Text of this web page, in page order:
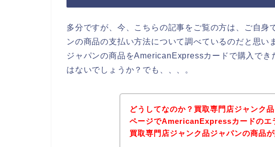
多分ですが、今、こちらの記事をご覧の方は、ご自身
ンの商品の支払い方法について調べているのだと思い
ジャパンの商品をAmericanExpressカードで購入で
はないでしょうか？でも、、、。
どうしてなのか？買取専門店ジャンク
ページでAmericanExpressカードのエ
買取専門店ジャンク品ジャパンの商品が